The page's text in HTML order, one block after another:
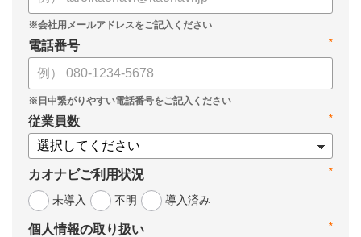
*
電話番号
*
従業員数
*
カオナビご利用状況
未導入
不明 導入済み
*
個人情報の取り扱い